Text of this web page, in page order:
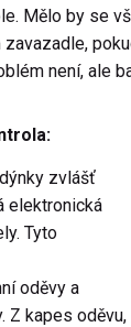
Mělo by se
není, ale
zvlášť
elektronická
Tyto
oděvy a
Z kapes oděvu,